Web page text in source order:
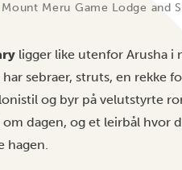
Mount Meru Game Lodge and
ligger like utenfor Arusha i
sebraer, struts, en rekke
og byr på velutstyrte
dagen, og et leirbål hvor
hagen.